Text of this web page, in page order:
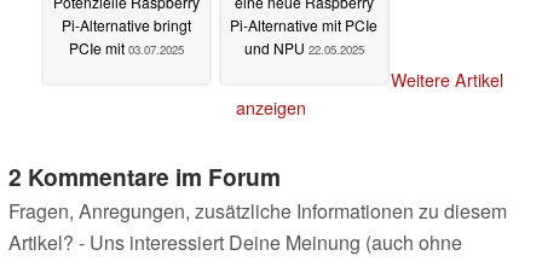
Pi-Alternative bringt
PCIe mit 03.07.2025
Pi-Alternative mit PCIe
und NPU 22.05.2025
Weitere Artikel
anzeigen
2 Kommentare im Forum
Fragen, Anregungen, zusätzliche Informationen zu diesem
Artikel? - Uns interessiert Deine Meinung (auch ohne